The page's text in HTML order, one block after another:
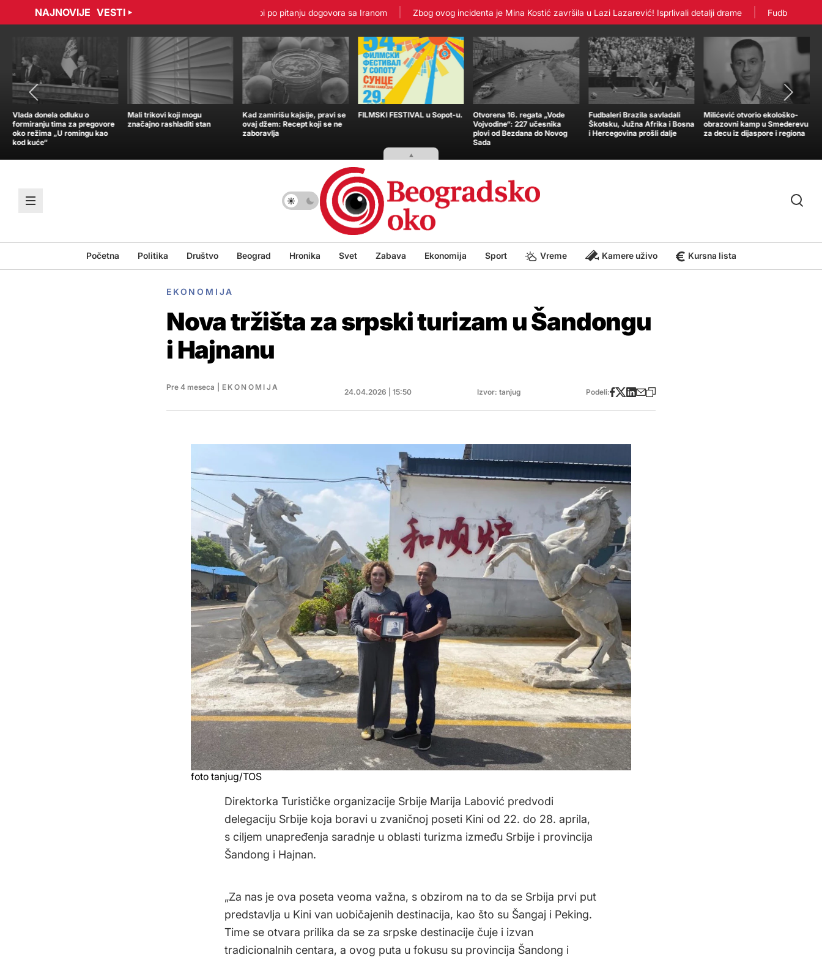
NAJNOVIJE VESTI
sporazumno raskinuli ugovor Tramp: Nisam u žurbi po pitanju dogovora sa Iranom Zbog ovog incidenta je Mina Kostić završila u Lazi Lazarević! Isprlivali detalji drame Fudbaleri
Vlada donela odluku o
formiranju tima za pregovore
oko režima „U romingu kao
kod kuće“
Mali trikovi koji mogu
značajno rashladiti stan
Kad zamirišu kajsije, pravi se
ovaj džem: Recept koji se ne
zaboravlja
FILMSKI FESTIVAL u Sopot-u.
Otvorena 16. regata „Vode
Vojvodine“: 227 učesnika
plovi od Bezdana do Novog
Sada
Fudbaleri Brazila savladali
Škotsku, Južna Afrika i Bosna
i Hercegovina prošli dalje
Milićević otvorio ekološko-
obrazovni kamp u Smederevu
za decu iz dijaspore i regiona
Početna Politika Društvo Beograd Hronika Svet Zabava Ekonomija Sport Vreme Kamere uživo Kursna lista
EKONOMIJA
Nova tržišta za srpski turizam u Šandongu
i Hajnanu
Pre 4 meseca EKONOMIJA 24.04.2026 | 15:50 Izvor: tanjug Podeli:
foto tanjug/TOS
Direktorka Turističke organizacije Srbije Marija Labović predvodi
delegaciju Srbije koja boravi u zvaničnoj poseti Kini od 22. do 28. aprila,
s ciljem unapređenja saradnje u oblasti turizma između Srbije i provincija
Šandong i Hajnan.
„Za nas je ova poseta veoma važna, s obzirom na to da se Srbija prvi put
predstavlja u Kini van uobičajenih destinacija, kao što su Šangaj i Peking.
Time se otvara prilika da se za srpske destinacije čuje i izvan
tradicionalnih centara, a ovog puta u fokusu su provincija Šandong i